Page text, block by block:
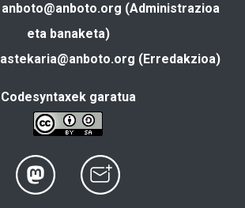
anboto@anboto.org (Administrazioa
eta banaketa)
astekaria@anboto.org (Erredakzioa)
Codesyntaxek garatua